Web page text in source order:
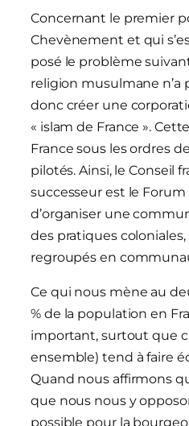
Concernant le premier
Chevènement et qui
posé le problème
religion musulmane n’a
donc créer une
« islam de France ».
France sous les ordres
pilotés. Ainsi, le Conseil
successeur est le Forum
d’organiser une
des pratiques
regroupés en
Ce qui nous mène au
% de la population en
important, surtout que
ensemble) tend à faire
Quand nous affirmons
que nous nous y
possible pour la